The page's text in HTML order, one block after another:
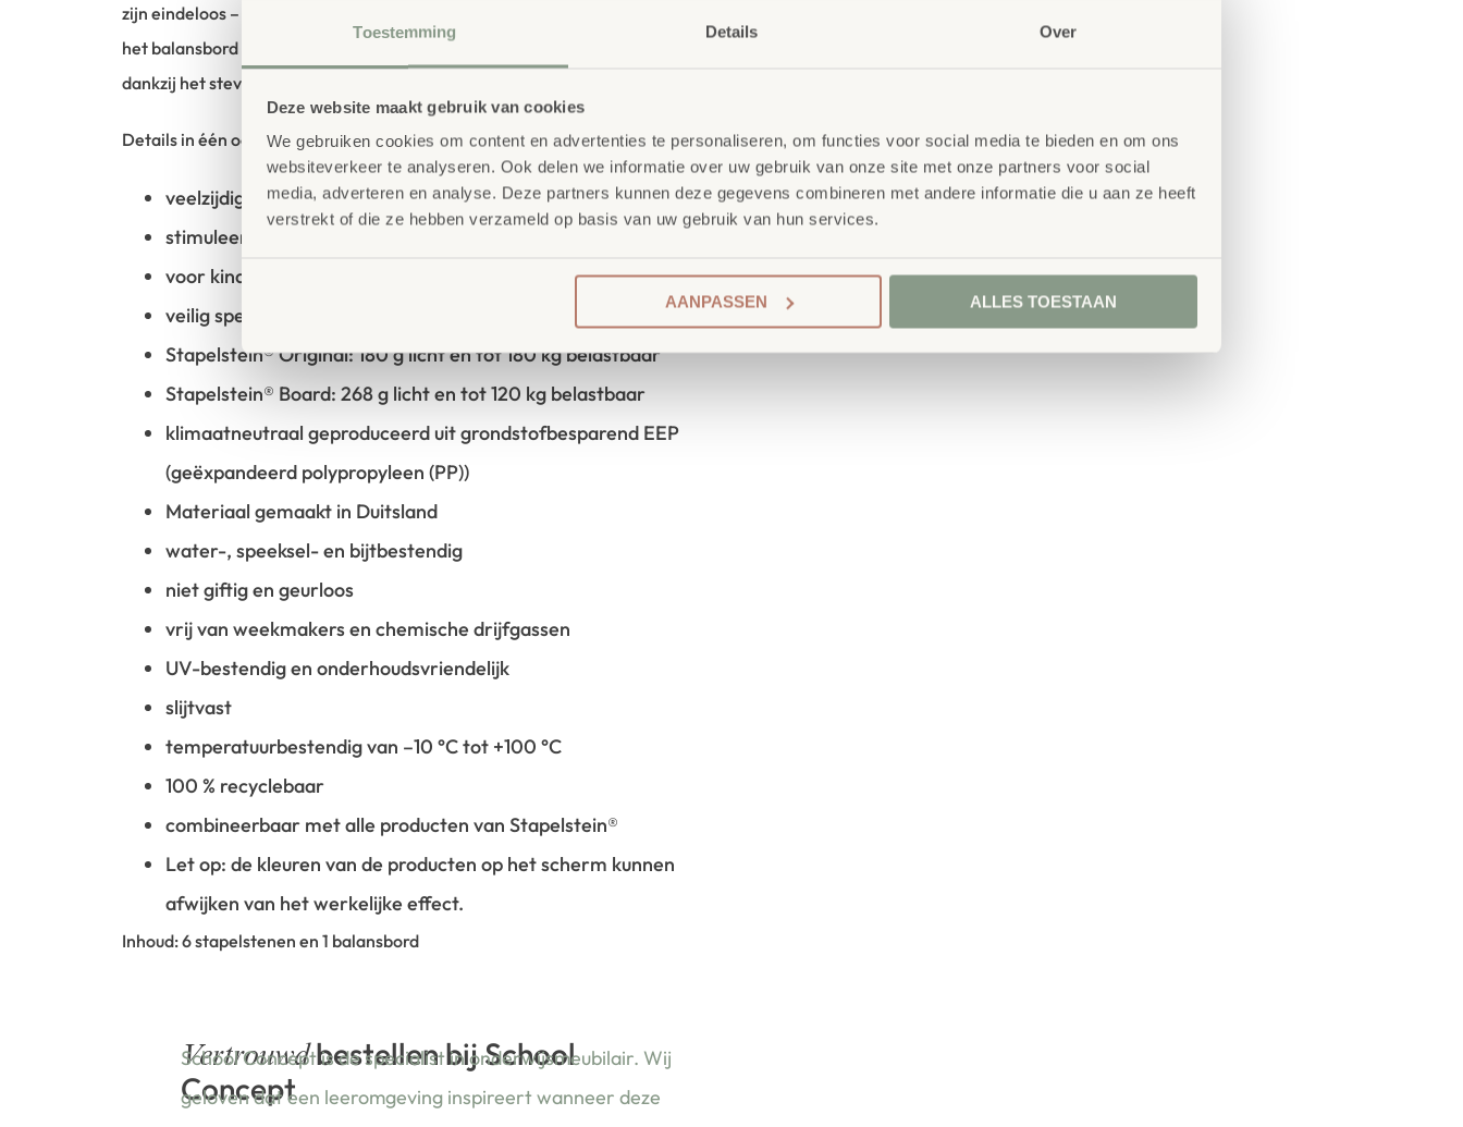
Toestemming Details Over
Deze website maakt gebruik van cookies
We gebruiken cookies om content en advertenties te personaliseren, om functies voor social media te bieden en om ons
websiteverkeer te analyseren. Ook delen we informatie over uw gebruik van onze site met onze partners voor social
media, adverteren en analyse. Deze partners kunnen deze gegevens combineren met andere informatie die u aan ze heeft
verstrekt of die ze hebben verzameld op basis van uw gebruik van hun services.
AANPASSEN ALLES TOESTAAN
zijn eindeloos – zowel binnen als buiten. De onderhoudsvriendelijke krukjes en
het balansbord kunnen eenvoudig met water worden afgeveegd en gaan
dankzij het stevige materiaal jarenlang mee.
Details in één oogopslag:
veelzijdig inzetbare set
stimuleert en traint vele vaardigheden
voor kinderen vanaf 12 maanden
veilig speelgoed zonder scherpe hoeken en randen
Stapelstein® Original: 180 g licht en tot 180 kg belastbaar
Stapelstein® Board: 268 g licht en tot 120 kg belastbaar
klimaatneutraal geproduceerd uit grondstofbesparend EEP
(geëxpandeerd polypropyleen (PP))
Materiaal gemaakt in Duitsland
water-, speeksel- en bijtbestendig
niet giftig en geurloos
vrij van weekmakers en chemische drijfgassen
UV-bestendig en onderhoudsvriendelijk
slijtvast
temperatuurbestendig van –10 °C tot +100 °C
100 % recyclebaar
combineerbaar met alle producten van Stapelstein®
Let op: de kleuren van de producten op het scherm kunnen
afwijken van het werkelijke effect.
Inhoud: 6 stapelstenen en 1 balansbord
Vertrouwdbestellen bij School
Concept
School Concept is de specialist in onderwijsmeubilair. Wij
geloven dat een leeromgeving inspireert wanneer deze